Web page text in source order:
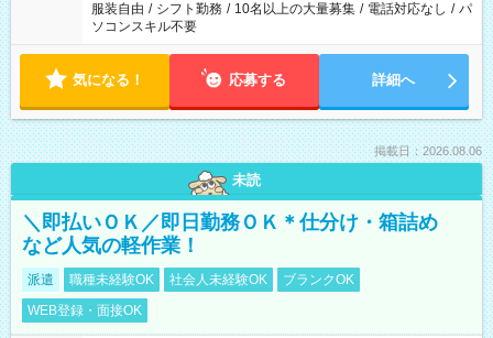
服装自由 / シフト勤務 / 10名以上の大量募集 / 電話対応なし / パ
ソコンスキル不要
気になる！ 応募する 詳細へ
掲載日：2026.08.06
未読
＼即払いＯＫ／即日勤務ＯＫ＊仕分け・箱詰め
など人気の軽作業！
派遣 職種未経験OK 社会人未経験OK
ブランクOK
WEB登録・面接OK